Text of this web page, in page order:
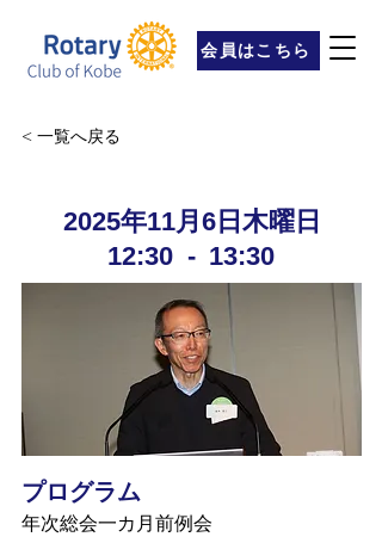
会員はこちら
< 一覧へ戻る
2025年11月6日木曜日
12:30 - 13:30
プログラム
年次総会一カ月前例会